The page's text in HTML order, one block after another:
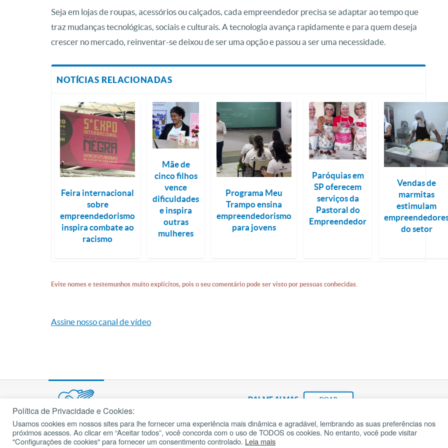
Seja em lojas de roupas, acessórios ou calçados, cada empreendedor precisa se adaptar ao tempo que
traz mudanças tecnológicas, sociais e culturais. A tecnologia avança rapidamente e para quem deseja
crescer no mercado, reinventar-se deixou de ser uma opção e passou a ser uma necessidade.
NOTÍCIAS RELACIONADAS
Feira internacional
sobre
empreendedorismo
inspira combate ao
racismo
Mãe de
cinco filhos
vence
dificuldades
e inspira
outras
mulheres
Programa Meu
Trampo ensina
empreendedorismo
para jovens
Paróquias em
SP oferecem
serviços da
Pastoral do
Empreendedor
Vendas de
marmitas
estimulam
do setor
Evite nomes e testemunhos muito explícitos, pois o seu comentário pode ser visto por pessoas conhecidas.
Assine nosso canal de vídeo
DAI-ME ALMAS DOAR
Fundação João Paulo II Pedido de Oração
cancaonova.com© 2002 – 2026
Todos os direitos reservados.
Política de Privacidade e Cookies:
Usamos cookies em nossos sites para lhe fornecer uma experiência mais dinâmica e agradável, lembrando as suas preferências nos
próximos acessos. Ao clicar em “Aceitar todos”, você concorda com o uso de TODOS os cookies. No entanto, você pode visitar
"Configurações de cookies" para fornecer um consentimento controlado. Leia mais